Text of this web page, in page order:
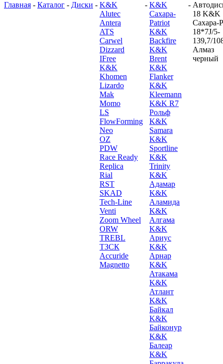
Главная - Каталог - Диски - K&K
Alutec
Antera
ATS
Carwel
Dizzard
IFree
K&K
Khomen
Lizardo
Mak
Momo
LS
FlowForming
Neo
OZ
PDW
Race Ready
Replica
Rial
RST
SKAD
Tech-Line
Venti
Zoom Wheel
ORW
TREBL
ТЗСК
Accuride
Magnetto
- K&K
Сахара-
Patriot
K&K
Backfire
K&K
Brent
K&K
Flanker
K&K
Kleemann
K&K R7
Рольф
K&K
Samara
K&K
Sportline
K&K
Trinity
K&K
Адамар
K&K
Аламида
K&K
Алгама
K&K
Ариус
K&K
Арнар
K&K
Атакама
K&K
Атлант
K&K
Байкал
K&K
Байконур
K&K
Балеар
K&K
-
18 K&K
Сахара-
18*7J/5-
139,7/
Алмаз
черный